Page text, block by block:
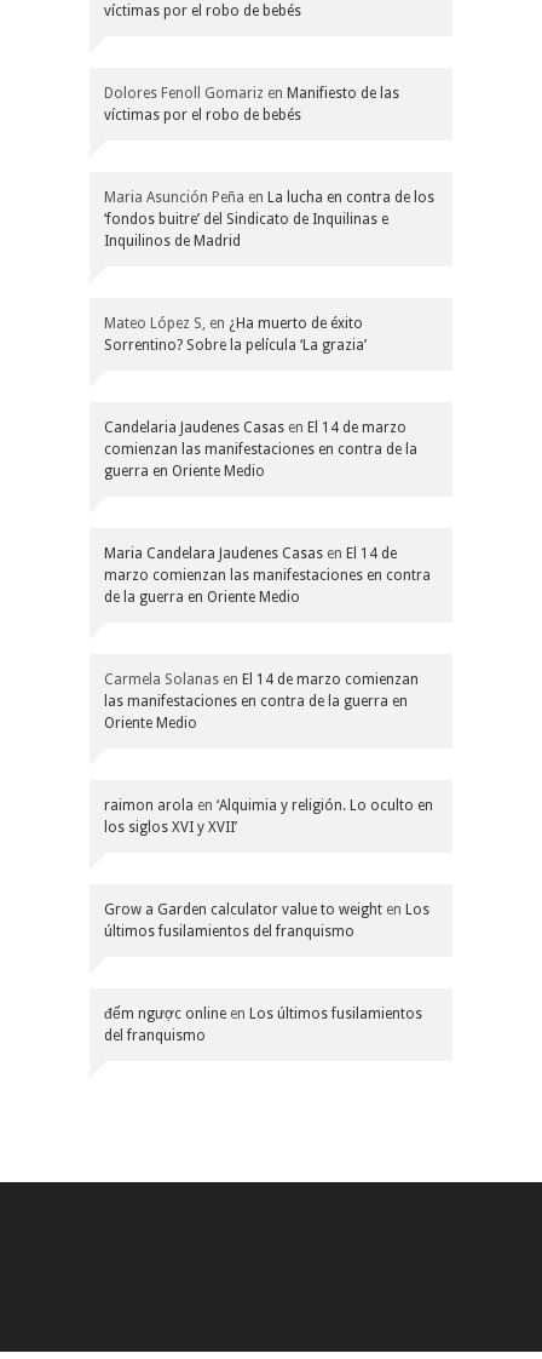
víctimas por el robo de bebés
Dolores Fenoll Gomariz en Manifiesto de las
víctimas por el robo de bebés
Maria Asunción Peña en La lucha en contra de los
‘fondos buitre’ del Sindicato de Inquilinas e
Inquilinos de Madrid
Mateo López S, en ¿Ha muerto de éxito
Sorrentino? Sobre la película ‘La grazia’
Candelaria Jaudenes Casas en El 14 de marzo
comienzan las manifestaciones en contra de la
guerra en Oriente Medio
Maria Candelara Jaudenes Casas en El 14 de
marzo comienzan las manifestaciones en contra
de la guerra en Oriente Medio
Carmela Solanas en El 14 de marzo comienzan
las manifestaciones en contra de la guerra en
Oriente Medio
raimon arola en ‘Alquimia y religión. Lo oculto en
los siglos XVI y XVII’
Grow a Garden calculator value to weight en Los
últimos fusilamientos del franquismo
đếm ngược online en Los últimos fusilamientos
del franquismo